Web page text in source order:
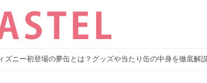
ズニー初登場の夢缶とは？グッズや当たり缶の中身を徹底解説